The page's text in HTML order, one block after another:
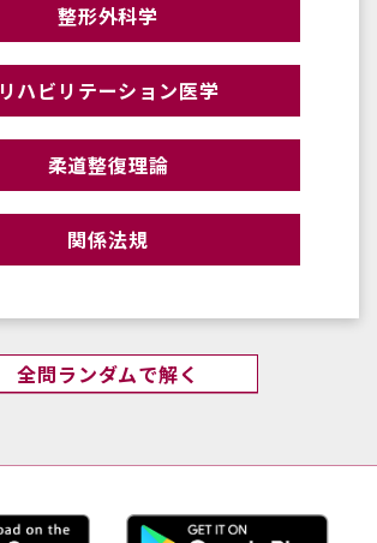
整形外科学
リハビリテーション医学
柔道整復理論
関係法規
全問ランダムで解く